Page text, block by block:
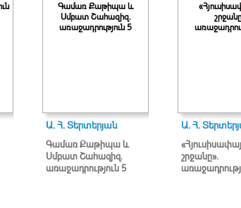
Գամառ Քաթիպա և
Սմբատ Շահազիզ.
առաջադրություն 5
Ա. Հ. Տերտերյան
Գամառ Քաթիպա և
Սմբատ Շահազիզ.
առաջադրություն 5
Ա. Հ.
շրջանը».